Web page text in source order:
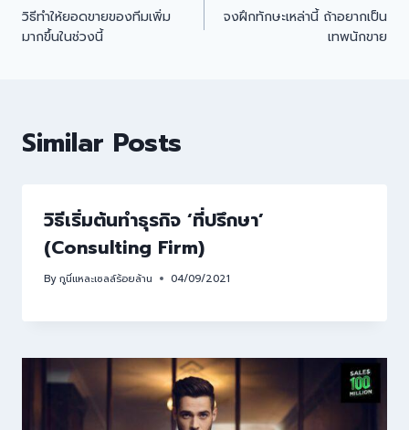
วิธีทำให้ยอดขายของทีมเพิ่ม
มากขึ้นในช่วงนี้
จงฝึกทักษะเหล่านี้ ถ้าอยากเป็น
เทพนักขาย
Similar Posts
วิธีเริ่มต้นทำธุรกิจ ‘ที่ปรึกษา’
(Consulting Firm)
Byกูนี่แหละเซลล์ร้อยล้าน 04/09/2021